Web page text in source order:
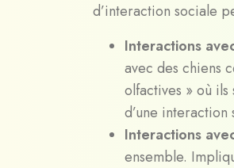
d’interaction sociale
Interactions
avec des chiens
olfactives » où
d’une
Interactions
ensemble.